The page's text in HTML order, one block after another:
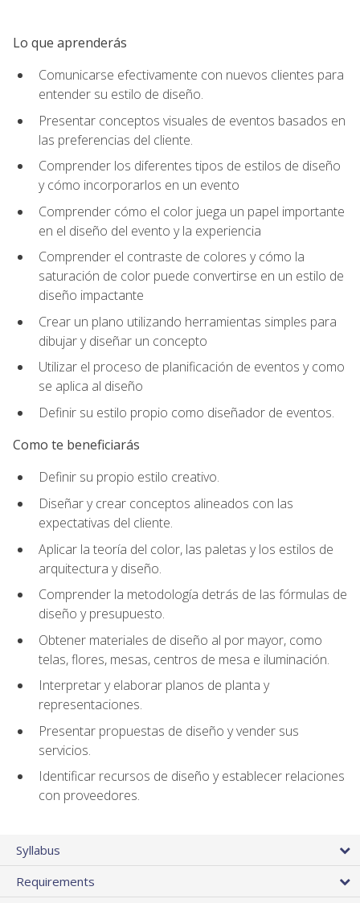
Lo que aprenderás
Comunicarse efectivamente con nuevos clientes para
entender su estilo de diseño.
Presentar conceptos visuales de eventos basados en
las preferencias del cliente.
Comprender los diferentes tipos de estilos de diseño
y cómo incorporarlos en un evento
Comprender cómo el color juega un papel importante
en el diseño del evento y la experiencia
Comprender el contraste de colores y cómo la
saturación de color puede convertirse en un estilo de
diseño impactante
Crear un plano utilizando herramientas simples para
dibujar y diseñar un concepto
Utilizar el proceso de planificación de eventos y como
se aplica al diseño
Definir su estilo propio como diseñador de eventos.
Como te beneficiarás
Definir su propio estilo creativo.
Diseñar y crear conceptos alineados con las
expectativas del cliente.
Aplicar la teoría del color, las paletas y los estilos de
arquitectura y diseño.
Comprender la metodología detrás de las fórmulas de
diseño y presupuesto.
Obtener materiales de diseño al por mayor, como
telas, flores, mesas, centros de mesa e iluminación.
Interpretar y elaborar planos de planta y
representaciones.
Presentar propuestas de diseño y vender sus
servicios.
Identificar recursos de diseño y establecer relaciones
con proveedores.
Syllabus
Requirements